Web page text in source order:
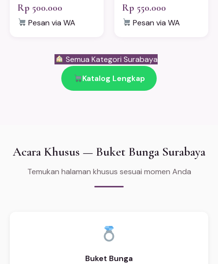
Rp 500.000
Pesan via WA
Rp 550.000
Pesan via WA
Semua Kategori Surabaya
Katalog Lengkap
Acara Khusus — Buket Bunga Surabaya
Temukan halaman khusus sesuai momen Anda
Buket Bunga